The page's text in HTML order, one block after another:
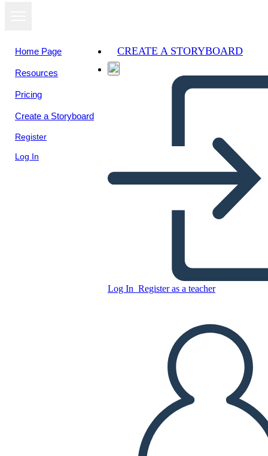
Home Page
Resources
Pricing
Create a Storyboard
Register
Log In
CREATE A STORYBOARD
Log In Register as a teacher
חרושצ'וב לעומת אייזנהאואר -
Copy this Storyboard
CREATE A STORYBOARD
PLAY SLIDESHOW
READ TO ME